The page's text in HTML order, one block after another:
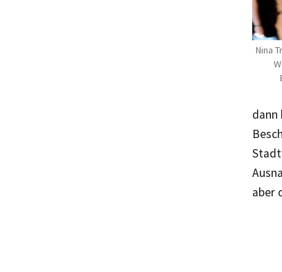
Nina
dann
aber